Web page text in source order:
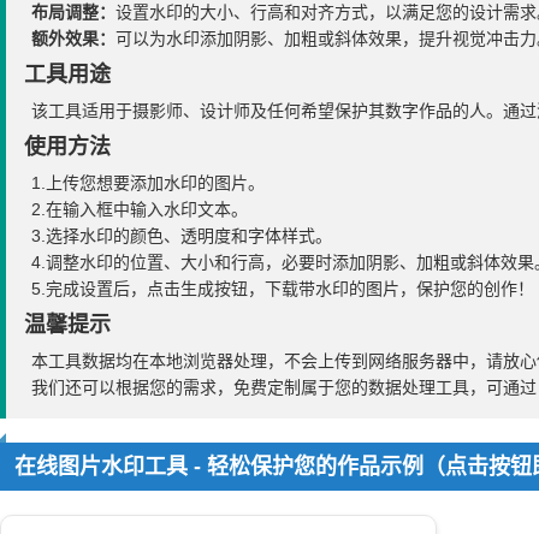
布局调整： 设置水印的大小、行高和对齐方式，以满足您的设计需
额外效果： 可以为水印添加阴影、加粗或斜体效果，提升视觉冲击
工具用途
该工具适用于摄影师、设计师及任何希望保护其数字作品的人。通
使用方法
1.上传您想要添加水印的图片。
2.在输入框中输入水印文本。
3.选择水印的颜色、透明度和字体样式。
4.调整水印的位置、大小和行高，必要时添加阴影、加粗或斜体效果
5.完成设置后，点击生成按钮，下载带水印的图片，保护您的创作！
温馨提示
本工具数据均在本地浏览器处理，不会上传到网络服务器中，请放
我们还可以根据您的需求，免费定制属于您的数据处理工具，可通
在线图片水印工具 - 轻松保护您的作品示例（点击按钮